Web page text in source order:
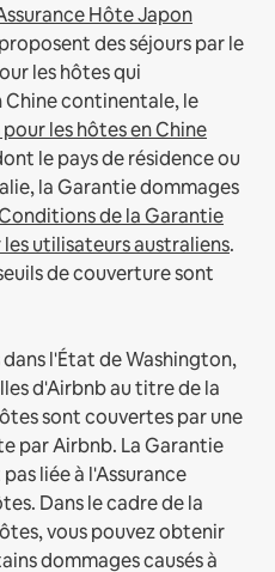
Hôte Japon
des séjours par le
les hôtes qui
Chine continentale, le
les hôtes en Chine
le pays de résidence ou
la Garantie dommages
de la Garantie
utilisateurs australiens.
de couverture sont
l'État de Washington,
d'Airbnb au titre de la
sont couvertes par une
par Airbnb. La Garantie
liée à l'Assurance
Dans le cadre de la
vous pouvez obtenir
dommages causés à